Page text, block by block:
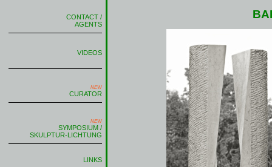
CONTACT /
AGENTS
VIDEOS
NEW
CURATOR
NEW
SYMPOSIUM /
SKULPTUR-LICHTUNG
LINKS